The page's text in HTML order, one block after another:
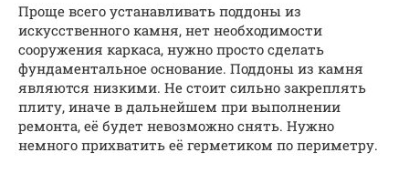
Проще всего устанавливать поддоны из
искусственного камня, нет необходимости
сооружения каркаса, нужно просто сделать
фундаментальное основание. Поддоны из камня
являются низкими. Не стоит сильно закреплять
плиту, иначе в дальнейшем при выполнении
ремонта, её будет невозможно снять. Нужно
немного прихватить её герметиком по периметру.